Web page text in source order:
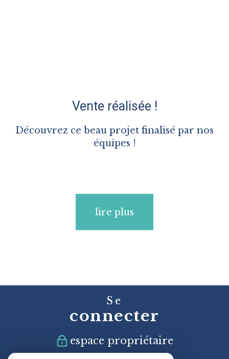
Vente réalisée !
Découvrez ce beau projet finalisé par nos
équipes !
lire plus
Se
connecter
espace propriétaire